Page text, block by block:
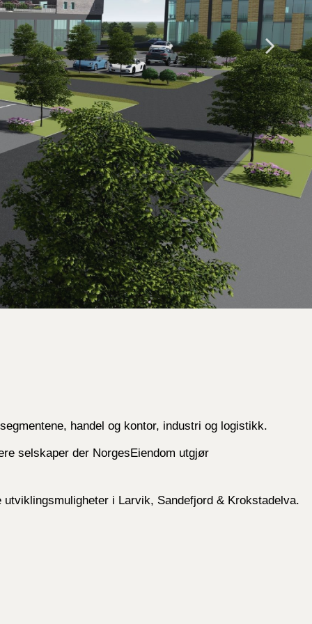
handel og kontor, industri og logistikk.
selskaper der NorgesEiendom utgjør
i Larvik, Sandefjord & Krokstadelva.